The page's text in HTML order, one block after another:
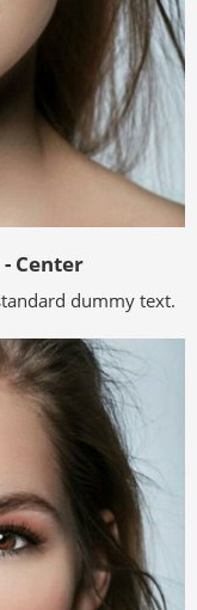
Center
dummy text.